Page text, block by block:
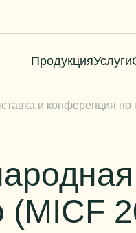
ПродукцияУслуги
и конференция
(MICF